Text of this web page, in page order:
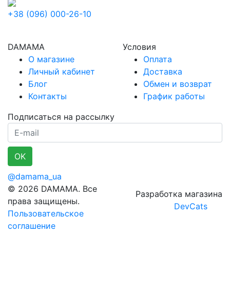
+38 (096) 000-26-10
DAMAMA
О магазине
Личный кабинет
Блог
Контакты
Условия
Оплата
Доставка
Обмен и возврат
График работы
Подписаться на рассылку
E-mail
OK
@damama_ua
© 2026 DAMAMA. Все
права защищены.
Пользовательское
соглашение
Разработка магазина
DevCats